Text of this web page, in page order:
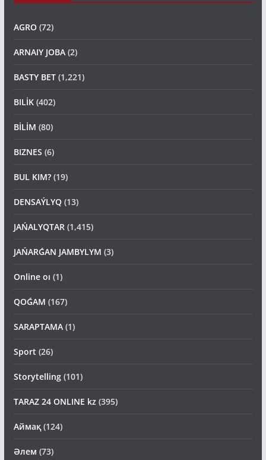
AGRO(72)
ARNAIY JOBA(2)
BASTY BET(1,221)
BILİK(402)
BİLİM (80)
BIZNES (6)
BUL KIM?(19)
DENSAÝLYQ(13)
JAŃALYQTAR(1,415)
JAŃARǴAN JAMBYLYM (3)
Online oı (1)
QOǴAM (167)
SARAPTAMA(1)
Sport (26)
Storytelling(101)
TARAZ 24 ONLINE kz(395)
Аймақ(124)
Әлем (73)